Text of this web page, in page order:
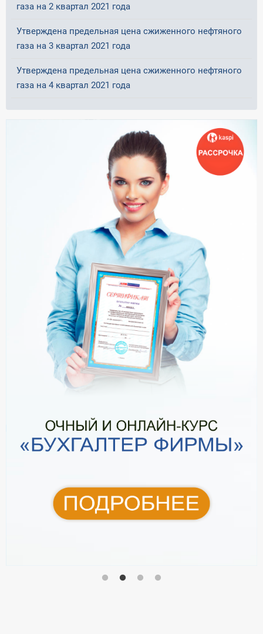
газа на 2 квартал 2021 года
Утверждена предельная цена сжиженного нефтяного
газа на 3 квартал 2021 года
Утверждена предельная цена сжиженного нефтяного
газа на 4 квартал 2021 года